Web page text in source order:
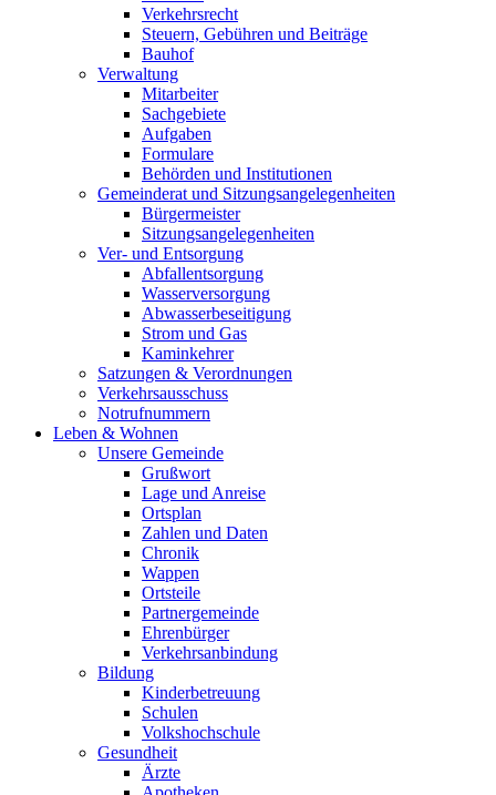
Verkehrsrecht
Steuern, Gebühren und Beiträge
Bauhof
Verwaltung
Mitarbeiter
Sachgebiete
Aufgaben
Formulare
Behörden und Institutionen
Gemeinderat und Sitzungsangelegenheiten
Bürgermeister
Sitzungsangelegenheiten
Ver- und Entsorgung
Abfallentsorgung
Wasserversorgung
Abwasserbeseitigung
Strom und Gas
Kaminkehrer
Satzungen & Verordnungen
Verkehrsausschuss
Notrufnummern
Leben & Wohnen
Unsere Gemeinde
Grußwort
Lage und Anreise
Ortsplan
Zahlen und Daten
Chronik
Wappen
Ortsteile
Partnergemeinde
Ehrenbürger
Verkehrsanbindung
Bildung
Kinderbetreuung
Schulen
Volkshochschule
Gesundheit
Ärzte